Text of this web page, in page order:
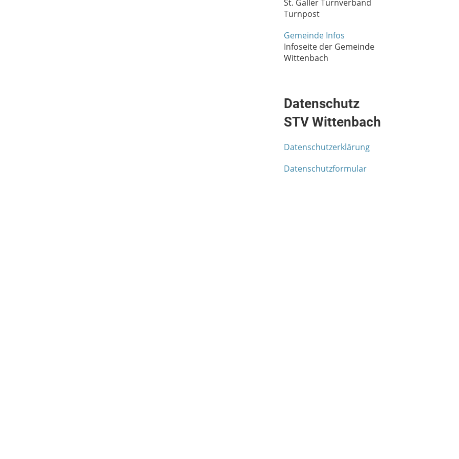
St. Galler Turnverband
Turnpost
Gemeinde Infos
Infoseite der Gemeinde
Wittenbach
Datenschutz
STV Wittenbach
Datenschutzerklärung
Datenschutzformular